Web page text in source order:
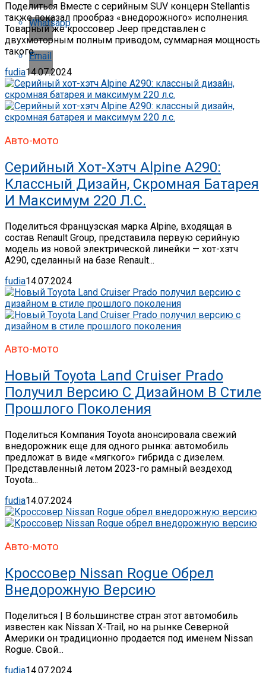
Whatsapp
Email
Поделиться Вместе с серийным SUV концерн Stellantis
также показал прообраз «внедорожного» исполнения.
Товарный же кроссовер Jeep представлен с
двухмоторным полным приводом, суммарная мощность
такого...
fudia14.07.2024
Авто-мото
Серийный Хот-Хэтч Alpine A290:
Классный Дизайн, Скромная Батарея
И Максимум 220 Л.с.
Поделиться Французская марка Alpine, входящая в
состав Renault Group, представила первую серийную
модель из новой электрической линейки — хот-хэтч
A290, сделанный на базе Renault...
fudia14.07.2024
Авто-мото
Новый Toyota Land Cruiser Prado
Получил Версию С Дизайном В Стиле
Прошлого Поколения
Поделиться Компания Toyota анонсировала свежий
внедорожник еще для одного рынка: автомобиль
предложат в виде «мягкого» гибрида с дизелем.
Представленный летом 2023-го рамный вездеход
Toyota...
fudia14.07.2024
Авто-мото
Кроссовер Nissan Rogue Обрел
Внедорожную Версию
Поделиться | В большинстве стран этот автомобиль
известен как Nissan X-Trail, но на рынке Северной
Америки он традиционно продается под именем Nissan
Rogue. Свой...
fudia14.07.2024